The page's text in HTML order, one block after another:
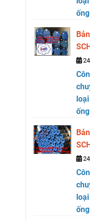
và
ra
phi
giá
phi
và
ra
phi